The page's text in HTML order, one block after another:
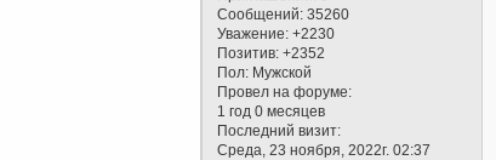
Сообщений: 35260
Уважение: +2230
Позитив: +2352
Пол: Мужской
Провел на форуме:
1 год 0 месяцев
Последний визит:
Среда, 23 ноября, 2022г. 02:37